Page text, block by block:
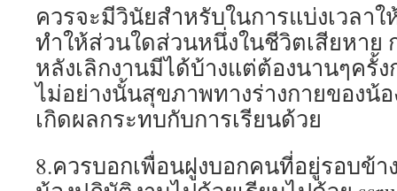
ควรจะมีวินัยสำหรับในการแบ่งเวลา
ทำให้ส่วนใดส่วนหนึ่งในชีวิตเสียหาย
หลังเลิกงานมีได้บ้างแต่ต้องนานๆครั้ง
ไม่อย่างนั้นสุขภาพทางร่างกายของน้
เกิดผลกระทบกับการเรียนด้วย
8.ควรบอกเพื่อนฝูงบอกคนที่อยู่รอบข้า